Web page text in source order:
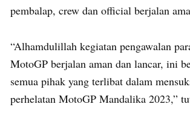
pembalap, crew dan official berjalan
“Alhamdulillah kegiatan pengawalan
MotoGP berjalan aman dan lancar, ini
semua pihak yang terlibat dalam
perhelatan MotoGP Mandalika 2023,”